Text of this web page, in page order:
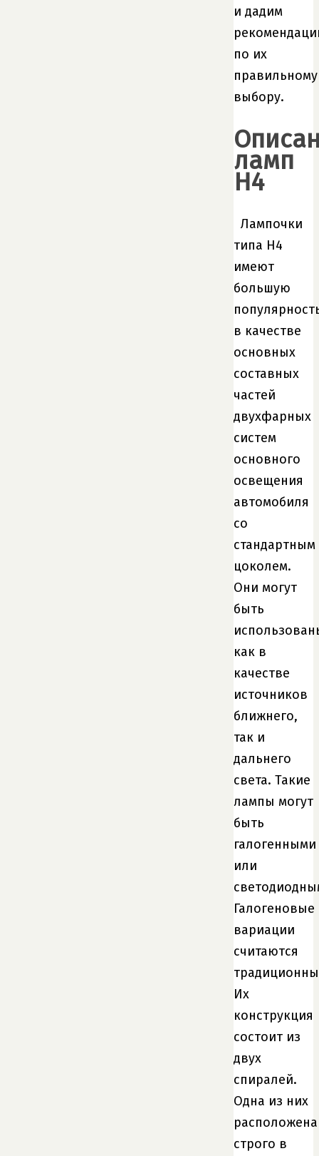
и дадим
по их
правильному
выбору.
ламп
H4
Лампочки
типа H4
имеют
большую
в качестве
основных
составных
частей
двухфарных
систем
основного
освещения
автомобиля
со
стандартным
цоколем.
Они могут
быть
как в
качестве
источников
ближнего,
так и
дальнего
света. Такие
лампы могут
быть
галогенными
или
Галогеновые
вариации
считаются
Их
конструкция
состоит из
двух
спиралей.
Одна из них
расположена
строго в